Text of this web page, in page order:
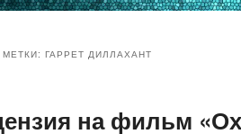
МЕТКИ:ГАРРЕТ ДИЛЛАХАНТ
на фильм